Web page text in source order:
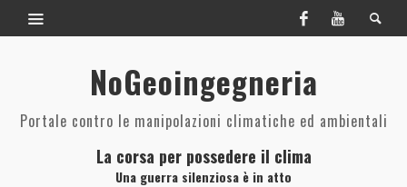
NoGeoingegneria
Portale contro le manipolazioni climatiche ed ambientali
La corsa per possedere il clima
Una guerra silenziosa è in atto